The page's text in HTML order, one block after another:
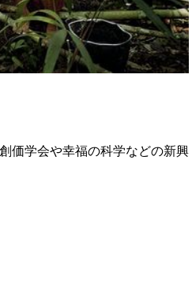
価学会や幸福の科学などの新興